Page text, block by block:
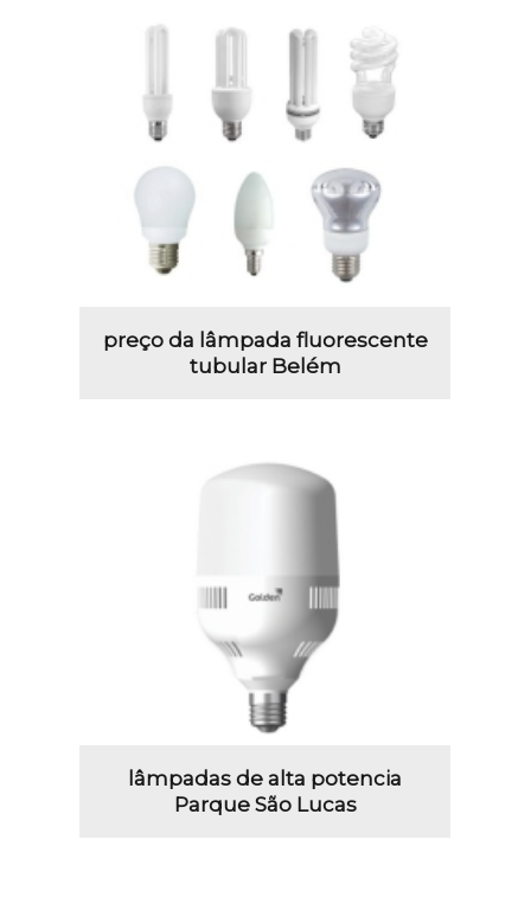
preço da lâmpada fluorescente
tubular Belém
lâmpadas de alta potencia
Parque São Lucas